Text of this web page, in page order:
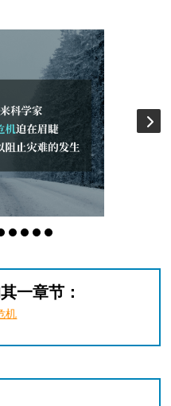
一章节：
机